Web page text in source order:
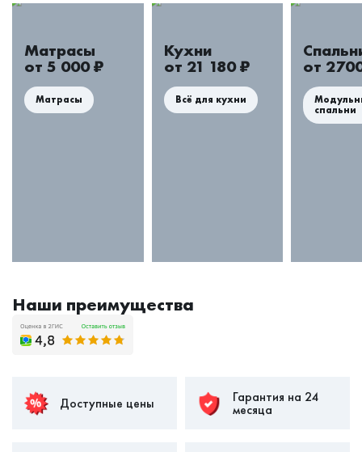
Матрасы
от 5 000 ₽
Матрасы
Кухни
от 21 180 ₽
Всё для кухни
от
спальни
Наши преимущества
Доступные цены Гарантия на 24
месяца